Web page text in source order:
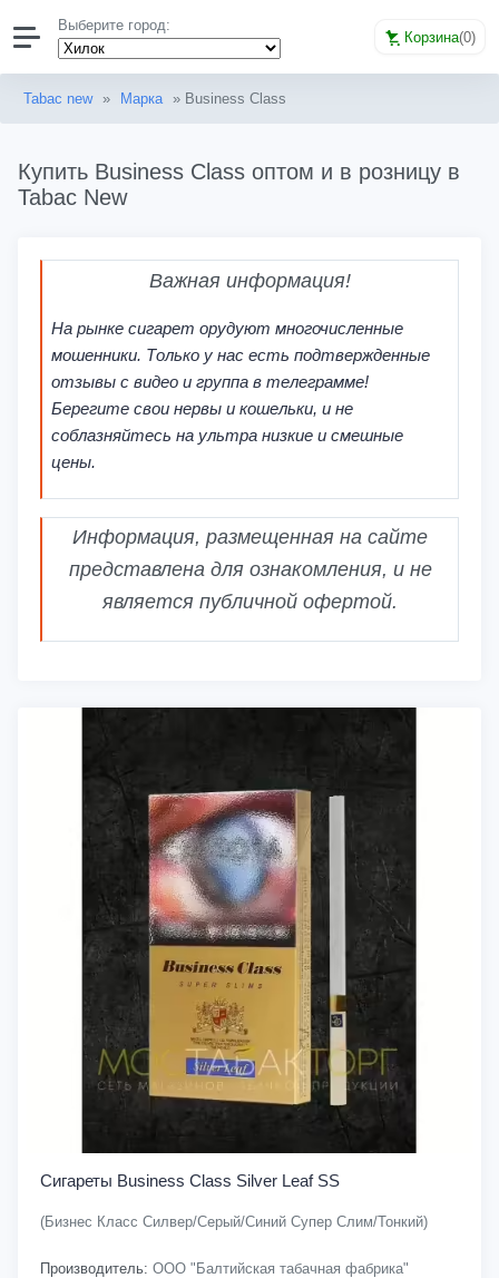
Выберите город:
Корзина(0)
Tabac new » Марка » Business Class
Купить Business Class оптом и в розницу в
Tabac New
Важная информация!
На рынке сигарет орудуют многочисленные
мошенники. Только у нас есть подтвержденные
отзывы с видео и группа в телеграмме!
Берегите свои нервы и кошельки, и не
соблазняйтесь на ультра низкие и смешные
цены.
Информация, размещенная на сайте
представлена для ознакомления, и не
является публичной офертой.
Сигареты Business Class Silver Leaf SS
(Бизнес Класс Силвер/Серый/Синий Супер Слим/Тонкий)
Производитель: ООО "Балтийская табачная фабрика"